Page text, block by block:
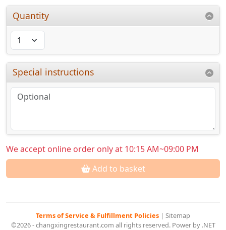
Quantity
Special instructions
We accept online order only at 10:15 AM~09:00 PM
Add to basket
Terms of Service & Fulfillment Policies | Sitemap
©2026 - changxingrestaurant.com all rights reserved. Power by .NET